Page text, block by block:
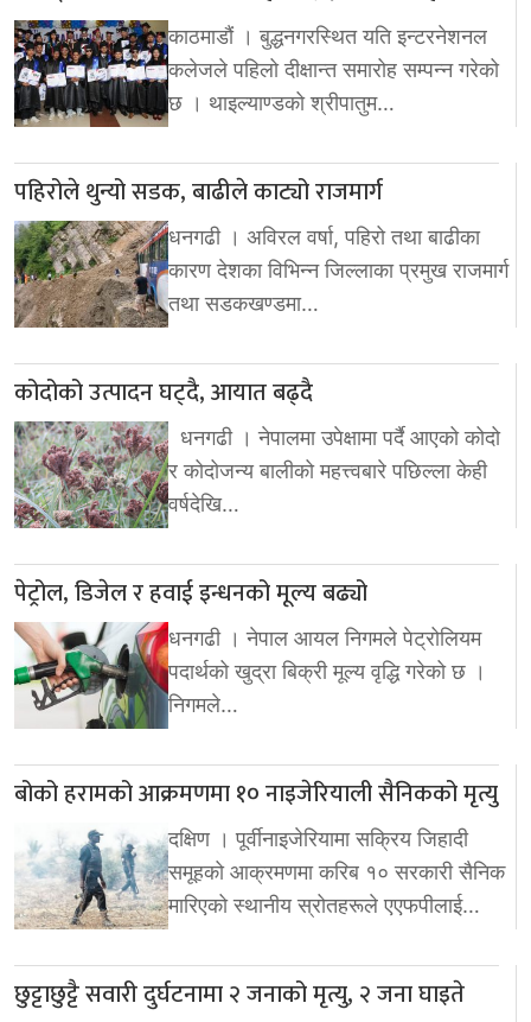
काठमाडौं । बुद्धनगरस्थित यति इन्टरनेशनल
कलेजले पहिलो दीक्षान्त समारोह सम्पन्न गरेको
छ । थाइल्याण्डको श्रीपातुम…
पहिरोले थुन्यो सडक, बाढीले काट्यो राजमार्ग
धनगढी । अविरल वर्षा, पहिरो तथा बाढीका
कारण देशका विभिन्न जिल्लाका प्रमुख राजमार्ग
तथा सडकखण्डमा…
कोदोको उत्पादन घट्दै, आयात बढ्दै
धनगढी । नेपालमा उपेक्षामा पर्दै आएको कोदो
र कोदोजन्य बालीको महत्त्वबारे पछिल्ला केही
वर्षदेखि…
पेट्रोल, डिजेल र हवाई इन्धनको मूल्य बढ्यो
धनगढी । नेपाल आयल निगमले पेट्रोलियम
पदार्थको खुद्रा बिक्री मूल्य वृद्धि गरेको छ ।
निगमले…
बोको हरामको आक्रमणमा १० नाइजेरियाली सैनिकको मृत्यु
दक्षिण । पूर्वीनाइजेरियामा सक्रिय जिहादी
समूहको आक्रमणमा करिब १० सरकारी सैनिक
मारिएको स्थानीय स्रोतहरूले एएफपीलाई…
छुट्टाछुट्टै सवारी दुर्घटनामा २ जनाको मृत्यु, २ जना घाइते